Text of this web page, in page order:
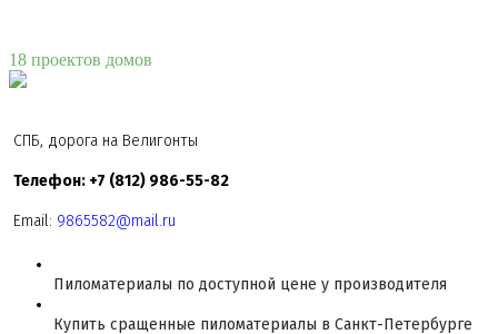
18 проектов домов
СПБ, дорога на Велигонты
Телефон: +7 (812) 986-55-82
Email: 9865582@mail.ru
Пиломатериалы по доступной цене у производителя
Купить сращенные пиломатериалы в Санкт-Петербурге